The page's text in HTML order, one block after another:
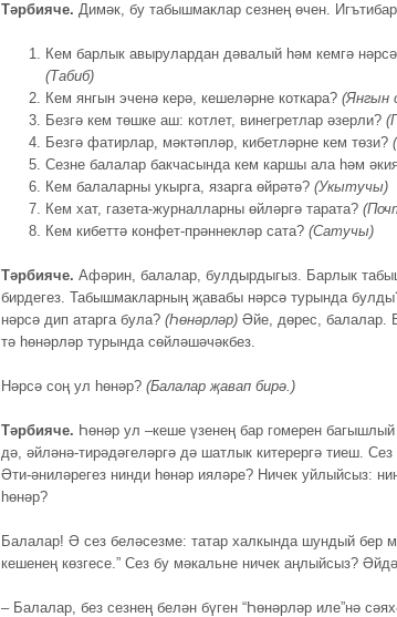
Тәрбияче. Димәк, бу табышмаклар сезнең өчен.
Кем барлык авырулардан дәвалый һәм кемгә
(Табиб)
Кем янгын эченә керә, кешеләрне коткара? (Янгын
Безгә кем төшке аш: котлет, винегретлар әзерли?
Безгә фатирлар, мәктәпләр, кибетләрне кем төзи?
Сезне балалар бакчасында кем каршы ала һәм
Кем балаларны укырга, язарга өйрәтә? (Укытучы)
Кем хат, газета-журналларны өйләргә тарата?
Кем кибеттә конфет-прәннекләр сата? (Сатучы)
Тәрбияче. Афәрин, балалар, булдырдыгыз. Барлык
бирдегез. Табышмакларның җавабы нәрсә турында
нәрсә дип атарга була? (Һөнәрләр) Әйе, дөрес, балалар.
тә һөнәрләр турында сөйләшәчәкбез.
Нәрсә соң ул һөнәр? (Балалар җавап бирә.)
Тәрбияче. Һөнәр ул –кеше үзенең бар гомерен
дә, әйләнә-тирәдәгеләргә дә шатлык китерергә тиеш.
Әти-әниләрегез нинди һөнәр ияләре? Ничек уйлыйсыз:
һөнәр?
Балалар! Ә сез беләсезме: татар халкында шундый бер
кешенең көзгесе.” Сез бу мәкальне ничек аңлыйсыз?
– Балалар, без сезнең белән бүген “Һөнәрләр иле”нә